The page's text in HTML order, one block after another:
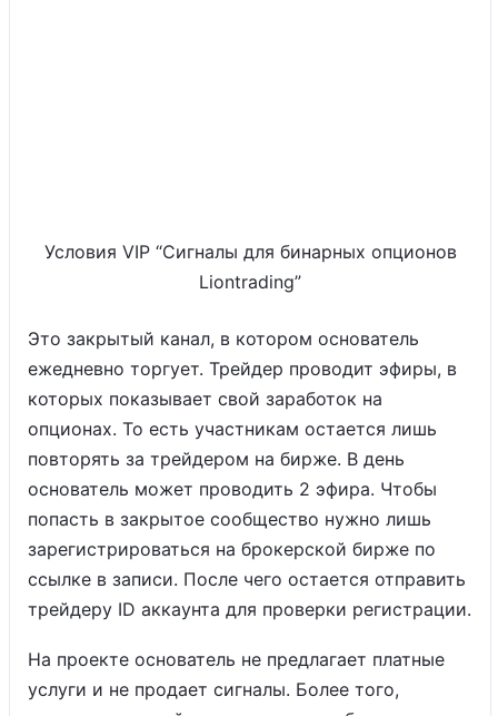
Условия VIP “Сигналы для бинарных опционов
Liontrading”
Это закрытый канал, в котором основатель
ежедневно торгует. Трейдер проводит эфиры, в
которых показывает свой заработок на
опционах. То есть участникам остается лишь
повторять за трейдером на бирже. В день
основатель может проводить 2 эфира. Чтобы
попасть в закрытое сообщество нужно лишь
зарегистрироваться на брокерской бирже по
ссылке в записи. После чего остается отправить
трейдеру ID аккаунта для проверки регистрации.
На проекте основатель не предлагает платные
услуги и не продает сигналы. Более того,